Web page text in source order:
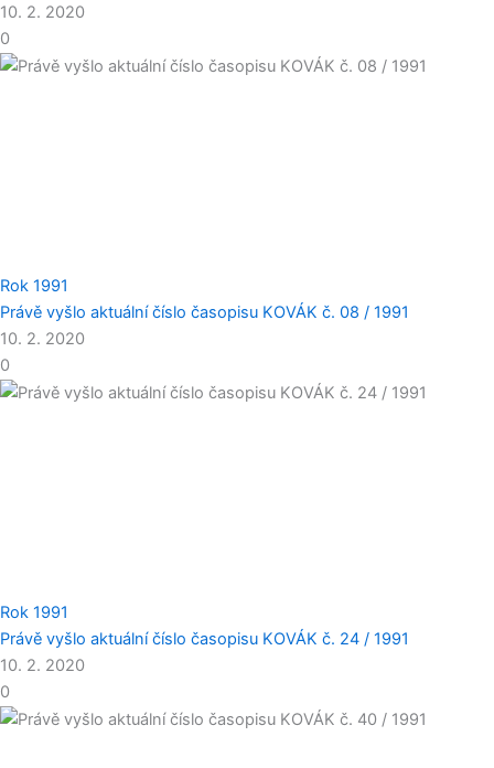
10. 2. 2020
0
Rok 1991
Právě vyšlo aktuální číslo časopisu KOVÁK č. 08 / 1991
10. 2. 2020
0
Rok 1991
Právě vyšlo aktuální číslo časopisu KOVÁK č. 24 / 1991
10. 2. 2020
0